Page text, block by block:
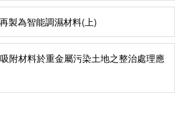
製為智能調濕材料(上)
附材料於重金屬污染土地之整治處理應